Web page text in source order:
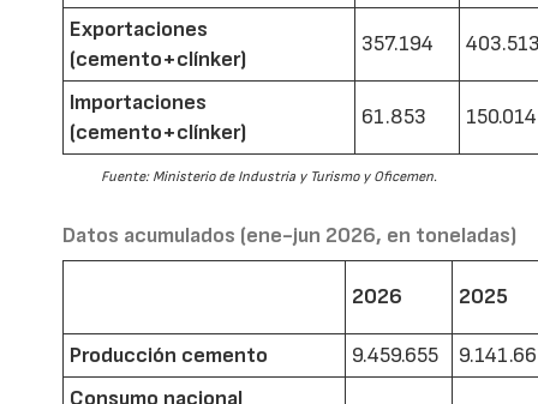
Exportaciones
(cemento+clínker)
357.194
Importaciones
(cemento+clínker)
61.853 150.014
Fuente: Ministerio de Industria y Turismo y Oficemen.
Datos acumulados (ene-jun 2026, en toneladas)
2026 2025
Producción cemento 9.459.655